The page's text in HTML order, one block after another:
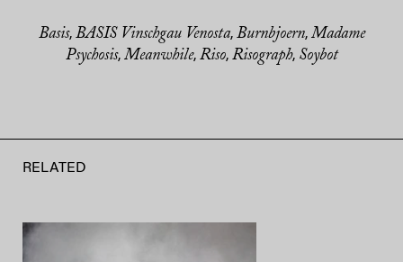
Basis, BASIS Vinschgau Venosta, Burnbjoern, Madame
Psychosis, Meanwhile, Riso, Risograph, Soybot
RELATED